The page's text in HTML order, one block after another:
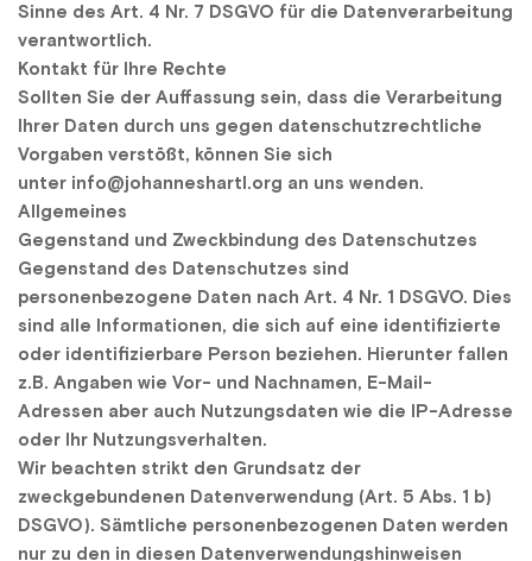
Sinne des Art. 4 Nr. 7 DSGVO für die Datenverarbeitung
verantwortlich.
Kontakt für Ihre Rechte
Sollten Sie der Auffassung sein, dass die Verarbeitung
Ihrer Daten durch uns gegen datenschutzrechtliche
Vorgaben verstößt, können Sie sich
unter info@johanneshartl.org an uns wenden.
Allgemeines
Gegenstand und Zweckbindung des Datenschutzes
Gegenstand des Datenschutzes sind
personenbezogene Daten nach Art. 4 Nr. 1 DSGVO. Dies
sind alle Informationen, die sich auf eine identifizierte
oder identifizierbare Person beziehen. Hierunter fallen
z.B. Angaben wie Vor- und Nachnamen, E-Mail-
Adressen aber auch Nutzungsdaten wie die IP-Adresse
oder Ihr Nutzungsverhalten.
Wir beachten strikt den Grundsatz der
zweckgebundenen Datenverwendung (Art. 5 Abs. 1 b)
DSGVO). Sämtliche personenbezogenen Daten werden
nur zu den in diesen Datenverwendungshinweisen